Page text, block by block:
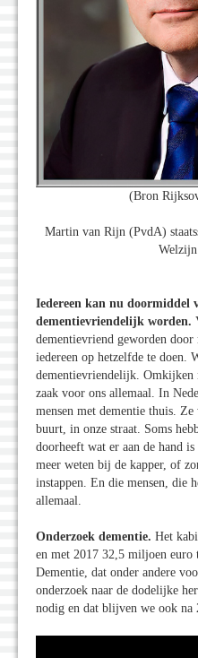
(Bron
Martin van Rijn (PvdA)
Iedereen kan nu doormiddel
dementievriendelijk worden.
dementievriend geworden
iedereen op hetzelfde te doen.
dementievriendelijk. Omkijken
zaak voor ons allemaal. In
mensen met dementie thuis.
buurt, in onze straat. Soms
doorheeft wat er aan de hand
meer weten bij de kapper, of
instappen. En die mensen, die
allemaal.
Onderzoek dementie. Het
en met 2017 32,5 miljoen euro
Dementie, dat onder andere
onderzoek naar de dodelijke
nodig en dat blijven we ook na